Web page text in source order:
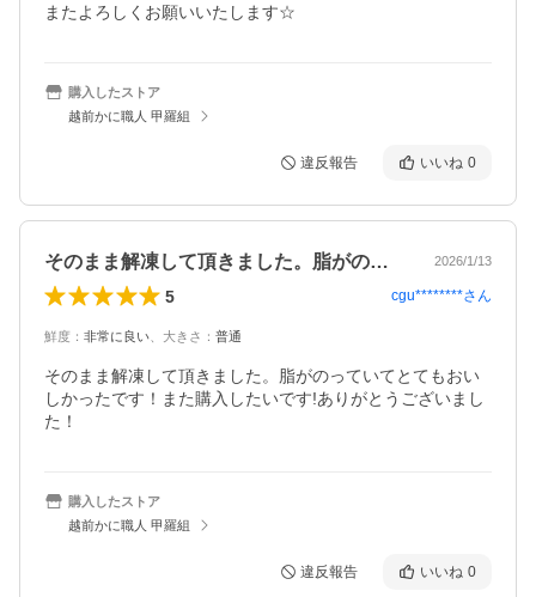
またよろしくお願いいたします☆
購入したストア
越前かに職人 甲羅組
違反報告 いいね 0
そのまま解凍して頂きました。脂がのって… 2026/1/13
5 cgu********さん
鮮度 ： 非常に良い 大きさ ： 普通
そのまま解凍して頂きました。脂がのっていてとてもおい
しかったです！また購入したいです!ありがとうございまし
た！
購入したストア
越前かに職人 甲羅組
違反報告 いいね 0